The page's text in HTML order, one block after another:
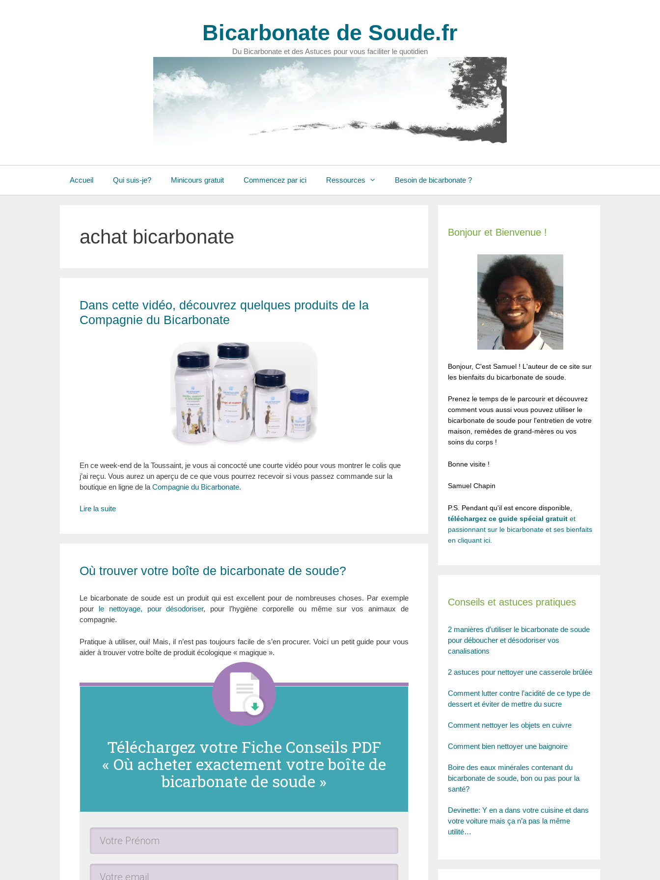
Bicarbonate de Soude.fr
Du Bicarbonate et des Astuces pour vous faciliter le quotidien
Accueil Qui suis-je? Minicours gratuit Commencez par ici Ressources Besoin de bicarbonate ?
achat bicarbonate
Dans cette vidéo, découvrez quelques produits de la
Compagnie du Bicarbonate
En ce week-end de la Toussaint, je vous ai concocté une courte vidéo pour vous montrer le colis que
j’ai reçu. Vous aurez un aperçu de ce que vous pourrez recevoir si vous passez commande sur la
boutique en ligne de la Compagnie du Bicarbonate.
Lire la suiteDans
de
Compagnie
du
Où trouver votre boîte de bicarbonate de soude?
Le bicarbonate de soude est un produit qui est excellent pour de nombreuses choses. Par exemple
pour le nettoyage, pour désodoriser, pour l’hygiène corporelle ou même sur vos animaux de
compagnie.
Pratique à utiliser, oui! Mais, il n’est pas toujours facile de s’en procurer. Voici un petit guide pour vous
aider à trouver votre boîte de produit écologique « magique ».
Téléchargez votre Fiche Conseils PDF
« Où acheter exactement votre boîte de
bicarbonate de soude »
Bonjour et Bienvenue !
Bonjour, C'est Samuel ! L'auteur de ce site sur
les bienfaits du bicarbonate de soude.
Prenez le temps de le parcourir et découvrez
comment vous aussi vous pouvez utiliser le
bicarbonate de soude pour l'entretien de votre
maison, remèdes de grand-mères ou vos
soins du corps !
Bonne visite !
Samuel Chapin
P.S. Pendant qu'il est encore disponible,
téléchargez ce guide spécial gratuit et
passionnant sur le bicarbonate et ses bienfaits
en cliquant ici.
Conseils et astuces pratiques
2 manières d’utiliser le bicarbonate de soude
pour déboucher et désodoriser vos
canalisations
2 astuces pour nettoyer une casserole brûlée
Comment lutter contre l’acidité de ce type de
dessert et éviter de mettre du sucre
Comment nettoyer les objets en cuivre
Comment bien nettoyer une baignoire
Boire des eaux minérales contenant du
bicarbonate de soude, bon ou pas pour la
santé?
Devinette: Y en a dans votre cuisine et dans
votre voiture mais ça n’a pas la même
utilité…